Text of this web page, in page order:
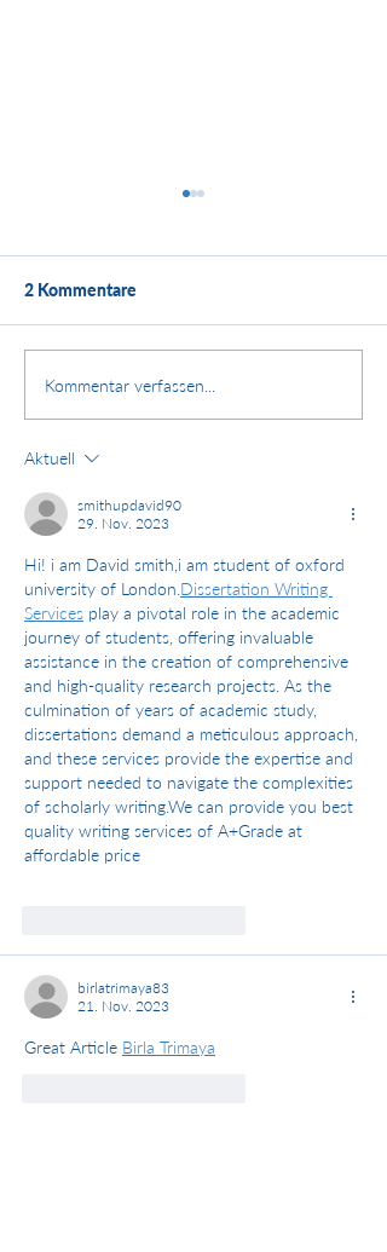
Stärken. Zusammenhalt.
Zukunft.
2 Kommentare
Kommentar verfassen...
Aktuell
smithupdavid90
29. Nov. 2023
Hi! i am David smith,i am student of oxford
university of London. Dissertation Writing
Services play a pivotal role in the academic
journey of students, offering invaluable
assistance in the creation of comprehensive
and high-quality research projects. As the
culmination of years of academic study,
dissertations demand a meticulous approach,
and these services provide the expertise and
support needed to navigate the complexities
of scholarly writing.We can provide you best
quality writing services of A+Grade at
affordable price
birlatrimaya83
21. Nov. 2023
Great Article Birla Trimaya